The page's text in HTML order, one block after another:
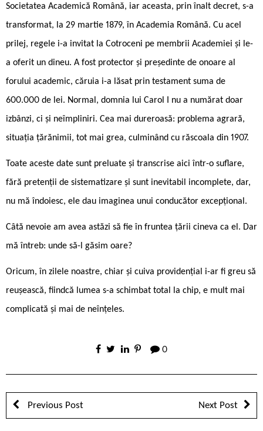
Societatea Academică Română, iar aceasta, prin înalt decret, s-a
transformat, la 29 martie 1879, în Academia Română. Cu acel
prilej, regele i-a invitat la Cotroceni pe membrii Academiei și le-
a oferit un dineu. A fost protector și președinte de onoare al
forului academic, căruia i-a lăsat prin testament suma de
600.000 de lei. Normal, domnia lui Carol I nu a numărat doar
izbânzi, ci și neîmpliniri. Cea mai dureroasă: problema agrară,
situația țărănimii, tot mai grea, culminând cu răscoala din 1907.
Toate aceste date sunt preluate și transcrise aici într-o suflare,
fără pretenții de sistematizare și sunt inevitabil incomplete, dar,
nu mă îndoiesc, ele dau imaginea unui conducător excepțional.
Câtă nevoie am avea astăzi să fie în fruntea țării cineva ca el. Dar
mă întreb: unde să-l găsim oare?
Oricum, în zilele noastre, chiar și cuiva providențial i-ar fi greu să
reușească, fiindcă lumea s-a schimbat total la chip, e mult mai
complicată și mai de neînțeles.
0
Previous Post Next Post